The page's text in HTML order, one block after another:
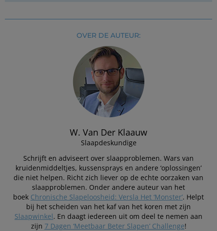
OVER DE AUTEUR:
W. Van Der Klaauw
Slaapdeskundige
Schrijft en adviseert over slaapproblemen. Wars van
kruidenmiddeltjes, kussensprays en andere ‘oplossingen’
die niet helpen. Richt zich liever op de echte oorzaken van
slaapproblemen. Onder andere auteur van het
boek Chronische Slapeloosheid: Versla Het ‘Monster’. Helpt
bij het scheiden van het kaf van het koren met zijn
Slaapwinkel. En daagt iedereen uit om deel te nemen aan
zijn 7 Dagen ‘Meetbaar Beter Slapen’ Challenge!